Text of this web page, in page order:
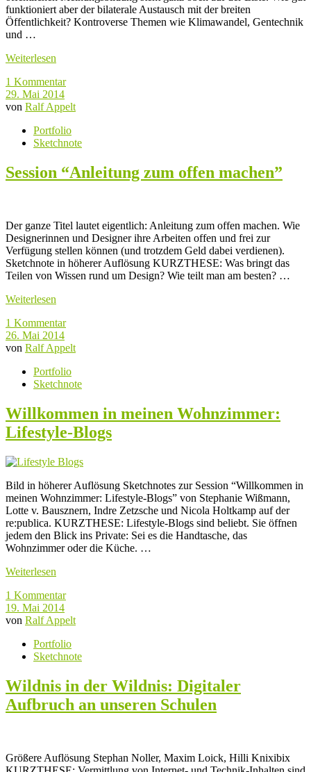
funktioniert aber der bilaterale Austausch mit der breiten
Öffentlichkeit? Kontroverse Themen wie Klimawandel, Gentechnik
und …
Weiterlesen
1 Kommentar
29. Mai 2014
von Ralf Appelt
Portfolio
Sketchnote
Session “Anleitung zum offen machen”
Der ganze Titel lautet eigentlich: Anleitung zum offen machen. Wie
Designerinnen und Designer ihre Arbeiten offen und frei zur
Verfügung stellen können (und trotzdem Geld dabei verdienen).
Sketchnote in höherer Auflösung KURZTHESE: Was bringt das
Teilen von Wissen rund um Design? Wie teilt man am besten? …
Weiterlesen
1 Kommentar
26. Mai 2014
von Ralf Appelt
Portfolio
Sketchnote
Willkommen in meinen Wohnzimmer:
Lifestyle-Blogs
Bild in höherer Auflösung Sketchnotes zur Session “Willkommen in
meinen Wohnzimmer: Lifestyle-Blogs” von Stephanie Wißmann,
Lotte v. Bausznern, Indre Zetzsche und Nicola Holtkamp auf der
re:publica. KURZTHESE: Lifestyle-Blogs sind beliebt. Sie öffnen
jedem den Blick ins Private: Sei es die Handtasche, das
Wohnzimmer oder die Küche. …
Weiterlesen
1 Kommentar
19. Mai 2014
von Ralf Appelt
Portfolio
Sketchnote
Wildnis in der Wildnis: Digitaler
Aufbruch an unseren Schulen
Größere Auflösung Stephan Noller, Maxim Loick, Hilli Knixibix